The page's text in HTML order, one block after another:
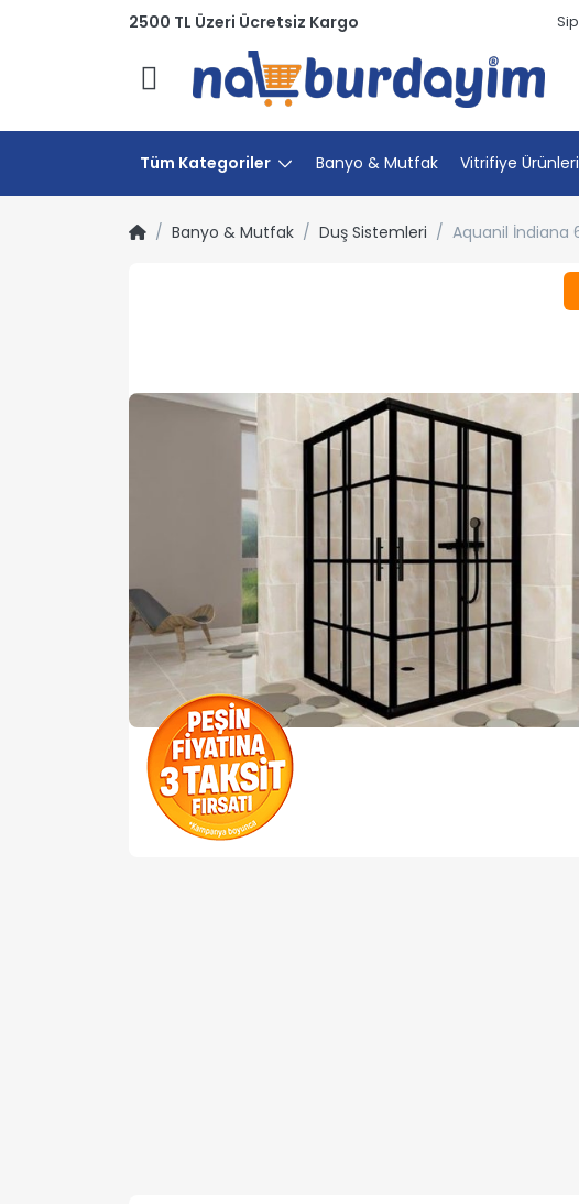
2500 TL Üzeri Ücretsiz Kargo
Menü
Tüm Kategoriler Banyo & Mutfak Vitrifiye Ürünleri
Banyo & Mutfak Duş Sistemleri Aquanil İndiana